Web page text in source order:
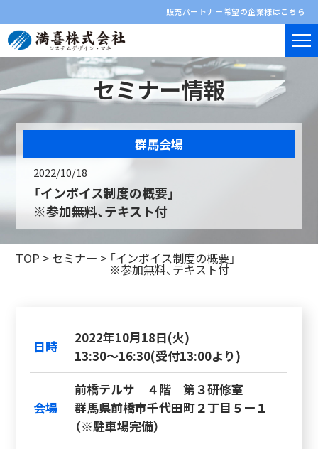
販売パートナー希望の企業様はこちら
セミナー情報
群馬会場
2022/10/18
「インボイス制度の概要」
※参加無料、テキスト付
TOP > セミナー > 「インボイス制度の概要」
※参加無料、テキスト付
日時
2022年10月18日(火)
13:30～16:30(受付13:00より)
会場
前橋テルサ ４階 第３研修室
群馬県前橋市千代田町２丁目５ー１
（※駐車場完備）